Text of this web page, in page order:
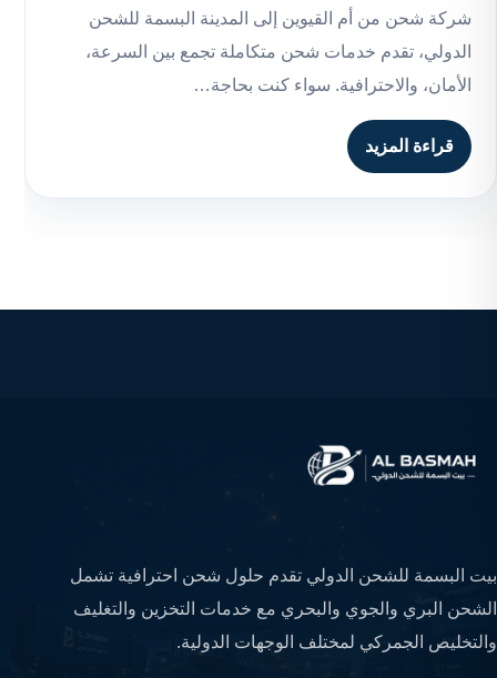
شركة شحن من أم القيوين إلى المدينة البسمة للشحن
الدولي، تقدم خدمات شحن متكاملة تجمع بين السرعة،
الأمان، والاحترافية. سواء كنت بحاجة…
قراءة المزيد
بيت البسمة للشحن الدولي تقدم حلول شحن احترافية تشمل
الشحن البري والجوي والبحري مع خدمات التخزين والتغليف
والتخليص الجمركي لمختلف الوجهات الدولية.